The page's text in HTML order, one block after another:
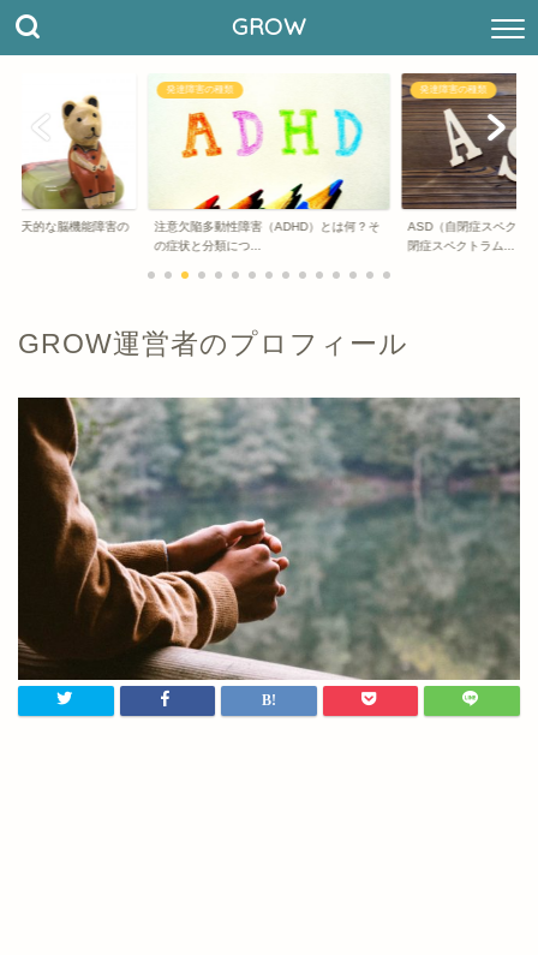
GROW
先天的な脳機能障害の
発達障害の種類
注意欠陥多動性障害（ADHD）とは何？そ
の症状と分類につ...
発達障害の種類
ASD（自閉症スペクト
閉症スペクトラム...
GROW運営者のプロフィール